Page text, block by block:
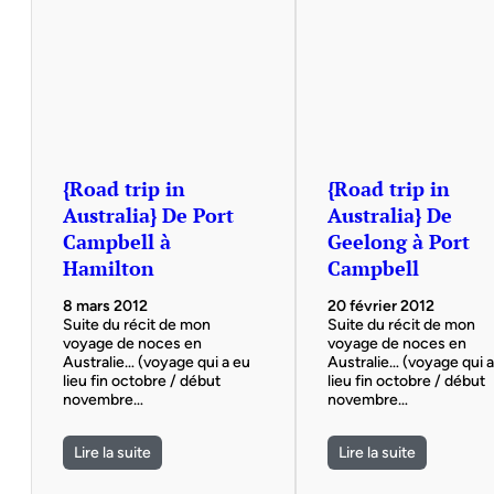
{Road trip in
Australia} De Port
Campbell à
Hamilton
8 mars 2012
Suite du récit de mon
voyage de noces en
Australie… (voyage qui a eu
lieu fin octobre / début
novembre…
Lire la suite
{Road trip in
Australia} De
Geelong à Port
Campbell
20 février 2012
Suite du récit de mon
voyage de noces en
Australie… (voyage qui
lieu fin octobre / début
novembre…
Lire la suite